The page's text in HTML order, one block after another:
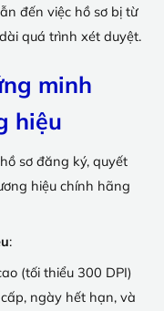
đến việc hồ sơ bị từ
quá trình xét duyệt.
minh
hiệu
sơ đăng ký, quyết
hiệu chính hãng
:
(tối thiểu 300 DPI)
ngày hết hạn, và